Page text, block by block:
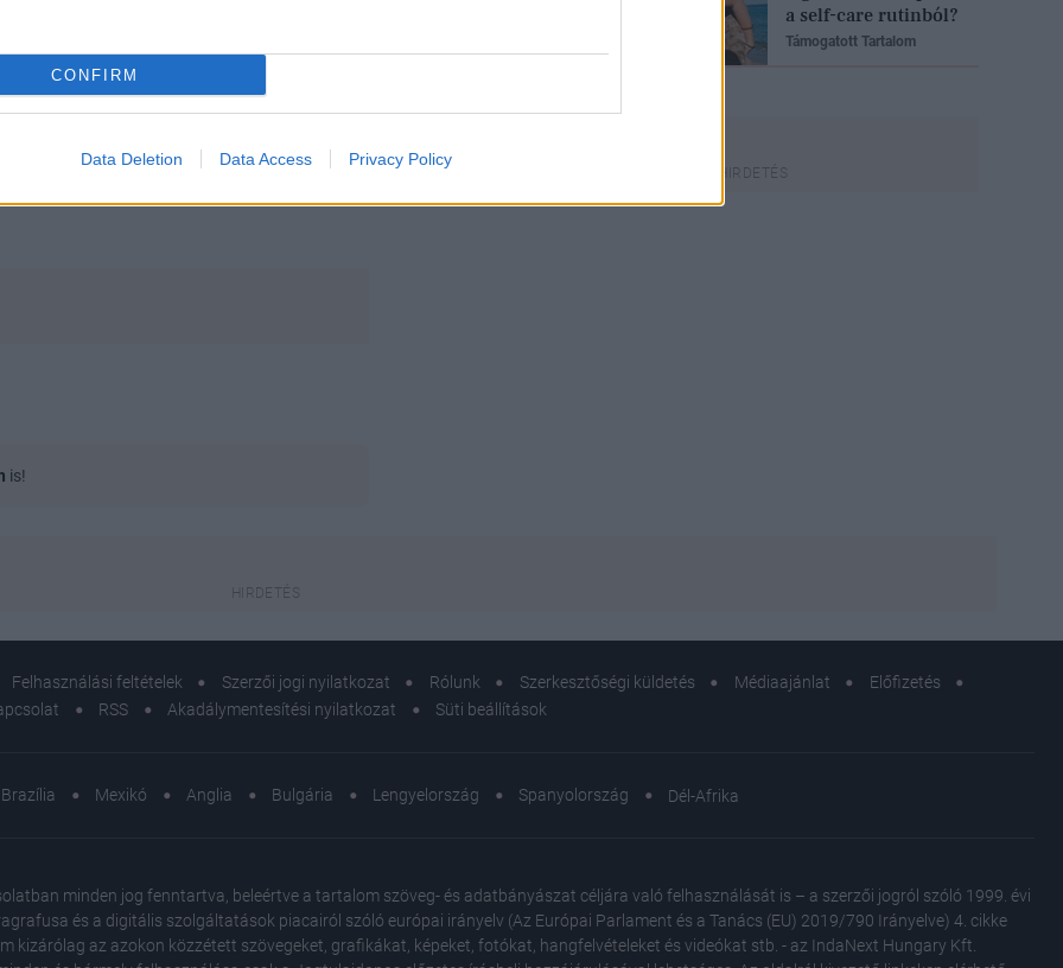
CONFIRM
Data Deletion Data Access Privacy Policy
is!
a self-care rutinból?
Támogatott Tartalom
Felhasználási feltételek Szerzői jogi nyilatkozat Rólunk Szerkesztőségi küldetés Médiaajánlat
Előfizetés
RSS Akadálymentesítési nyilatkozat Süti beállítások
Brazília Mexikó Anglia Bulgária Lengyelország Spanyolország Dél-Afrika
minden jog fenntartva, beleértve a tartalom szöveg- és adatbányászat céljára való felhasználását is – a szerzői jogról szóló 1999. évi
és a digitális szolgáltatások piacairól szóló európai irányelv (Az Európai Parlament és a Tanács (EU) 2019/790 Irányelve) 4. cikke
kizárólag az azokon közzétett szövegeket, grafikákat, képeket, fotókat, hangfelvételeket és videókat stb. - az IndaNext Hungary Kft.